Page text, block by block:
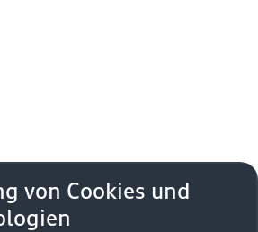
Zurück nach oben
von Cookies und